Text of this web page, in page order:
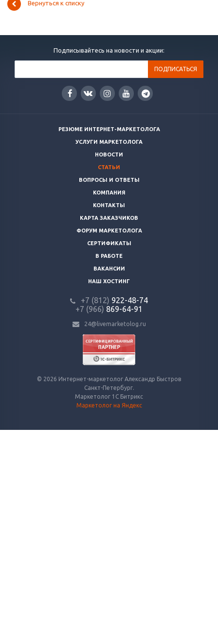
Вернуться к списку
Подписывайтесь на новости и акции:
РЕЗЮМЕ ИНТЕРНЕТ-МАРКЕТОЛОГА
УСЛУГИ МАРКЕТОЛОГА
НОВОСТИ
СТАТЬИ
ВОПРОСЫ И ОТВЕТЫ
КОМПАНИЯ
КОНТАКТЫ
КАРТА ЗАКАЗЧИКОВ
ФОРУМ МАРКЕТОЛОГА
СЕРТИФИКАТЫ
В РАБОТЕ
ВАКАНСИИ
НАШ ХОСТИНГ
+7 (812) 922-48-74
+7 (966) 869-64-91
24@livemarketolog.ru
© 2026 Интернет-маркетолог Александр Быстров
Санкт-Петербург.
Маркетолог 1С Битрикс
Маркетолог на Яндекс